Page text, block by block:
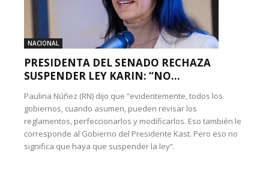
NACIONAL
PRESIDENTA DEL SENADO RECHAZA
SUSPENDER LEY KARIN: “NO...
Paulina Núñez (RN) dijo que “evidentemente, todos los
gobiernos, cuando asumen, pueden revisar los
reglamentos, perfeccionarlos y modificarlos. Eso también le
corresponde al Gobierno del Presidente Kast. Pero eso no
significa que haya que suspender la ley”.